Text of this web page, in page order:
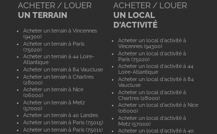
ACHETER / LOUER
UN TERRAIN
Acheter un terrain à Vincennes
(94300)
Acheter un terrain à Paris
(75020)
Acheter un terrain à 44 Loire-
Atlantique
Acheter un terrain à 84 Vaucluse
Acheter un terrain à Chartres
(28000)
Acheter un terrain à Nice
(06000)
Acheter un terrain à Metz
(57000)
Acheter un terrain à 40 Landes
Acheter un terrain à Paris (75015)
Acheter un terrain à Paris (75011)
ACHETER / LOUER
UN LOCAL
D'ACTIVITÉ
Acheter un local d'activité à
Vincennes (94300)
Acheter un local d'activité à
Paris (75020)
Acheter un local d'activité à 44
Loire-Atlantique
Acheter un local d'activité à 84
Vaucluse
Acheter un local d'activité à
Chartres (28000)
Acheter un local d'activité à Nice
(06000)
Acheter un local d'activité à
Metz (57000)
Acheter un local d'activité à 40